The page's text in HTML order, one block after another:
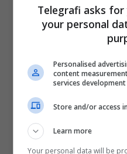
Telegrafi asks
your personal
Personalised
content
services development
Store and/or access
Learn more
Your personal data will be